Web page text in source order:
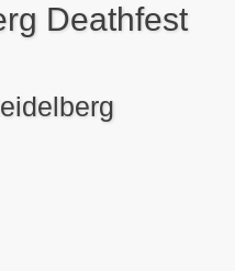
Deathfest